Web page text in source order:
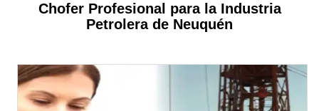
Chofer Profesional para la Industria
Petrolera de Neuquén